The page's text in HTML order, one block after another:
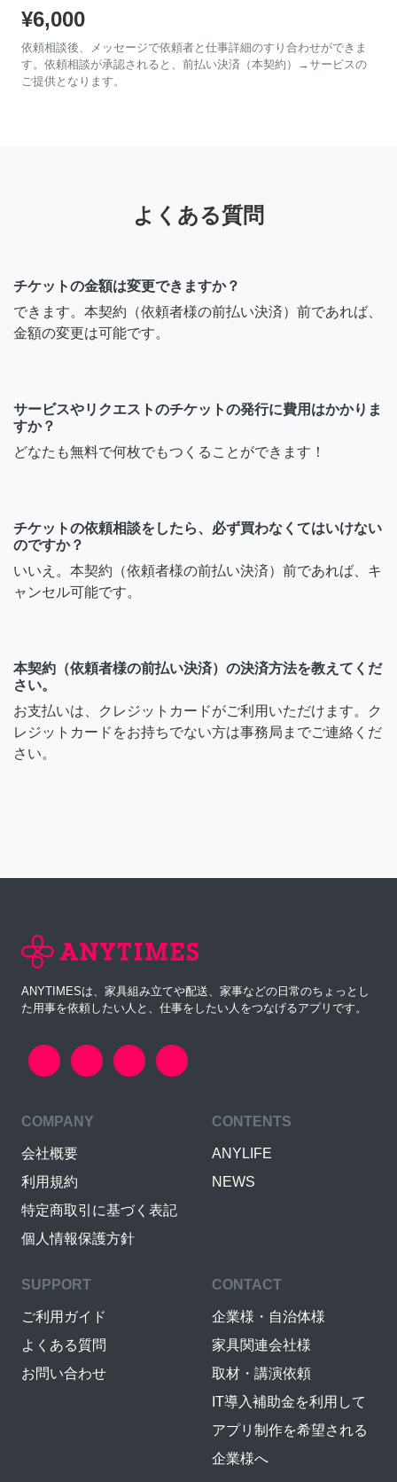
¥6,000
依頼相談後、メッセージで依頼者と仕事詳細のすり合わせができま
す。依頼相談が承認されると、前払い決済（本契約）→サービスの
ご提供となります。
よくある質問
チケットの金額は変更できますか？
できます。本契約（依頼者様の前払い決済）前であれば、
金額の変更は可能です。
サービスやリクエストのチケットの発行に費用はかかりま
すか？
どなたも無料で何枚でもつくることができます！
チケットの依頼相談をしたら、必ず買わなくてはいけない
のですか？
いいえ。本契約（依頼者様の前払い決済）前であれば、キ
ャンセル可能です。
本契約（依頼者様の前払い決済）の決済方法を教えてくだ
さい。
お支払いは、クレジットカードがご利用いただけます。ク
レジットカードをお持ちでない方は事務局までご連絡くだ
さい。
ANYTIMESは、家具組み立てや配送、家事などの日常のちょっとし
た用事を依頼したい人と、仕事をしたい人をつなげるアプリです。
COMPANY
会社概要
利用規約
特定商取引に基づく表記
個人情報保護方針
CONTENTS
ANYLIFE
NEWS
SUPPORT
ご利用ガイド
よくある質問
お問い合わせ
CONTACT
企業様・自治体様
家具関連会社様
取材・講演依頼
IT導入補助金を利用して
アプリ制作を希望される
企業様へ